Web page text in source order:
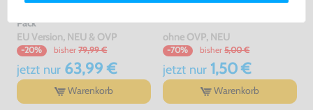
Pack
EU Version, NEU & OVP
-20% bisher 79,99 €
jetzt nur63,99 €
Warenkorb
ohne OVP, NEU
-70% bisher 5,00 €
jetzt nur1,50 €
Warenkorb